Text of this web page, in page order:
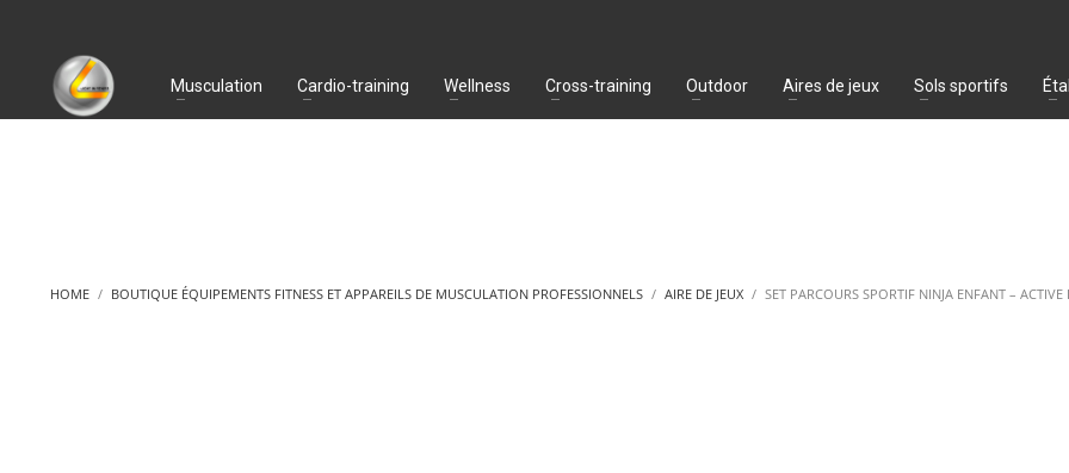
Musculation Cardio-training Wellness Cross-training Outdoor Aires de jeux Sols sportifs
HOME BOUTIQUE ÉQUIPEMENTS FITNESS ET APPAREILS DE MUSCULATION PROFESSIONNELS AIRE DE JEUX SET PARCOURS SPORTIF NINJA ENFANT – ACTIVE